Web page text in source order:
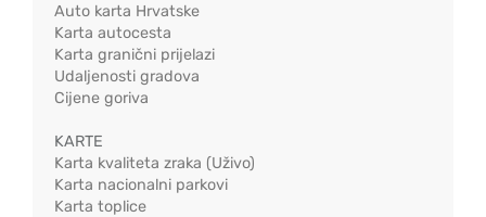
Auto karta Hrvatske
Karta autocesta
Karta granični prijelazi
Udaljenosti gradova
Cijene goriva
KARTE
Karta kvaliteta zraka (Uživo)
Karta nacionalni parkovi
Karta toplice